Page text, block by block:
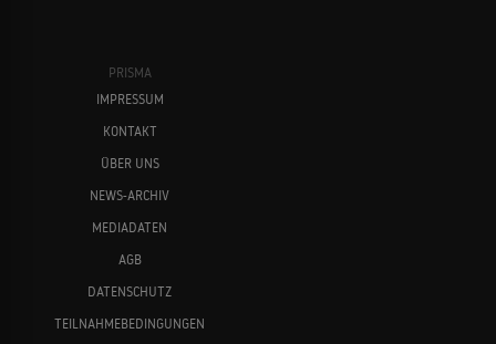
PRISMA
IMPRESSUM
KONTAKT
ÜBER UNS
NEWS-ARCHIV
MEDIADATEN
AGB
DATENSCHUTZ
TEILNAHMEBEDINGUNGEN